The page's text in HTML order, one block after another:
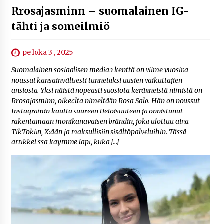
Rrosajasminn – suomalainen IG-
tähti ja someilmiö
pe loka 3 , 2025
Suomalainen sosiaalisen median kenttä on viime vuosina
noussut kansainvälisesti tunnetuksi uusien vaikuttajien
ansiosta. Yksi näistä nopeasti suosiota keränneistä nimistä on
Rrosajasminn, oikealta nimeltään Rosa Salo. Hän on noussut
Instagramin kautta suureen tietoisuuteen ja onnistunut
rakentamaan monikanavaisen brändin, joka ulottuu aina
TikTokiin, X:ään ja maksullisiin sisältöpalveluihin. Tässä
artikkelissa käymme läpi, kuka […]